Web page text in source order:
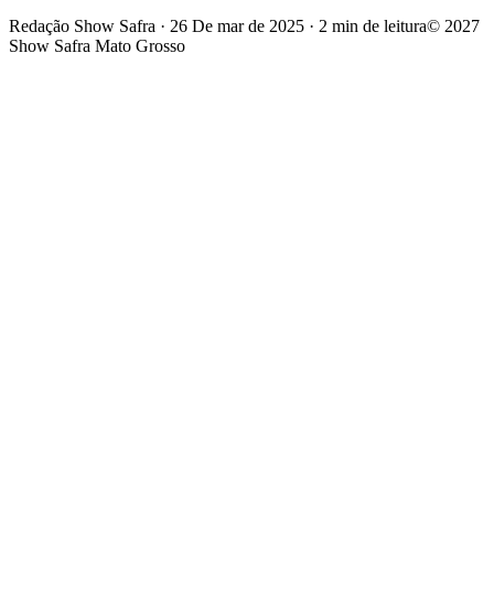
Redação Show Safra · 26 De mar de 2025 · 2 min de leitura© 2027
Show Safra Mato Grosso